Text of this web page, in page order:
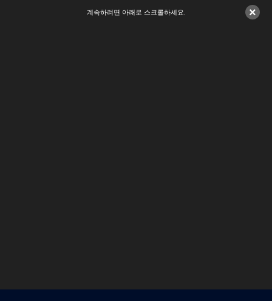
×
계속하려면 아래로 스크롤하세요.